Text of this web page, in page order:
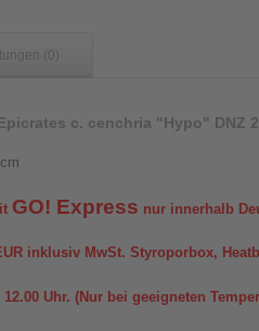
(0)
c. cenchria "Hypo" DNZ
GO! Express nur innerhalb
inklusiv MwSt. Styroporbox,
Uhr. (Nur bei geeigneten